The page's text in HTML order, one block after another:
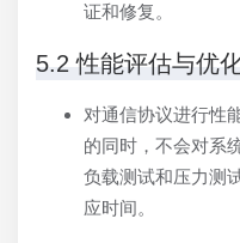
证和修复。
5.2 性能评估与优
对通信协议进行性
的同时，不会对系
负载测试和压力测
应时间。